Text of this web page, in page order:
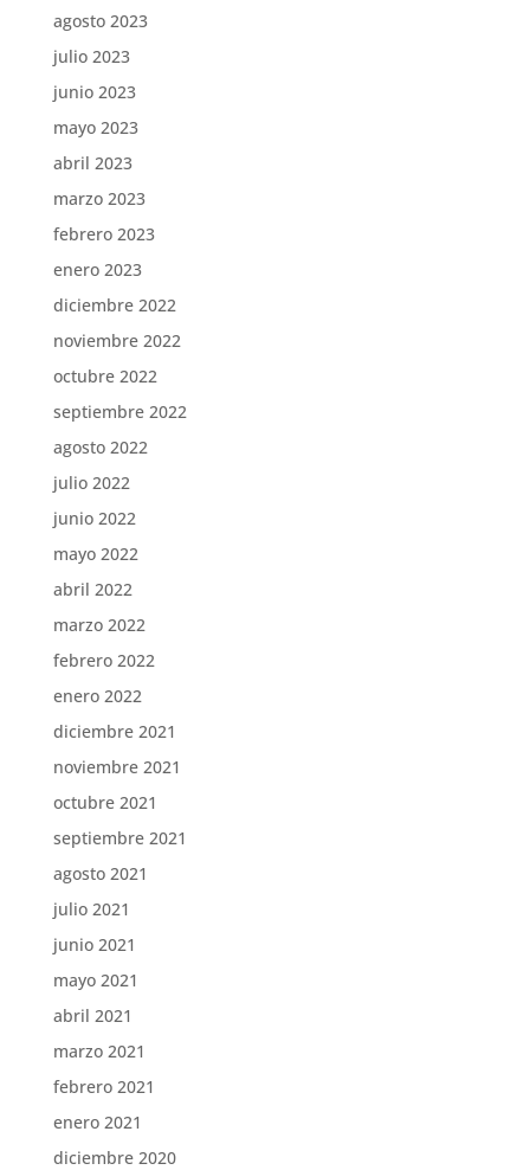
agosto 2023
julio 2023
junio 2023
mayo 2023
abril 2023
marzo 2023
febrero 2023
enero 2023
diciembre 2022
noviembre 2022
octubre 2022
septiembre 2022
agosto 2022
julio 2022
junio 2022
mayo 2022
abril 2022
marzo 2022
febrero 2022
enero 2022
diciembre 2021
noviembre 2021
octubre 2021
septiembre 2021
agosto 2021
julio 2021
junio 2021
mayo 2021
abril 2021
marzo 2021
febrero 2021
enero 2021
diciembre 2020